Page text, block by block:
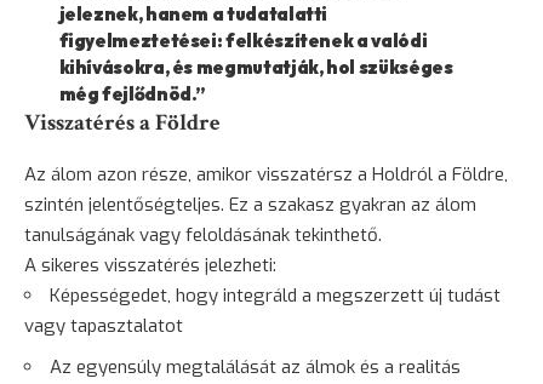
jeleznek, hanem a tudatalatti
figyelmeztetései: felkészítenek a valódi
kihívásokra, és megmutatják, hol szükséges
még fejlődnöd.”
Visszatérés a Földre
Az álom azon része, amikor visszatérsz a Holdról a Földre,
szintén jelentőségteljes. Ez a szakasz gyakran az álom
tanulságának vagy feloldásának tekinthető.
A sikeres visszatérés jelezheti:
Képességedet, hogy integráld a megszerzett új tudást
vagy tapasztalatot
Az egyensúly megtalálását az álmok és a realitás